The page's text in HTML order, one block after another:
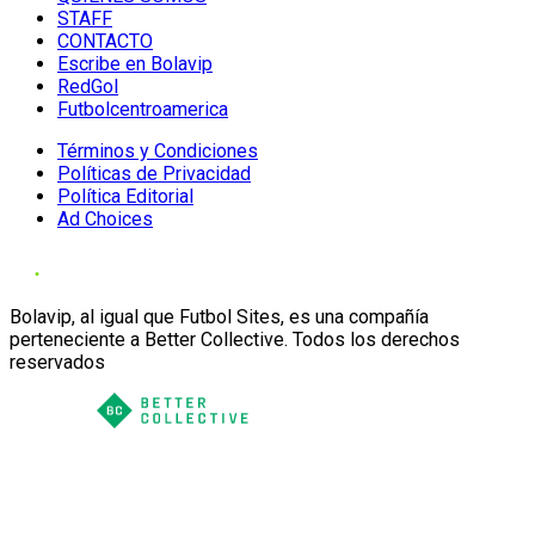
STAFF
CONTACTO
Escribe en Bolavip
RedGol
Futbolcentroamerica
Términos y Condiciones
Políticas de Privacidad
Política Editorial
Ad Choices
Bolavip, al igual que Futbol Sites, es una compañía
perteneciente a Better Collective. Todos los derechos
reservados